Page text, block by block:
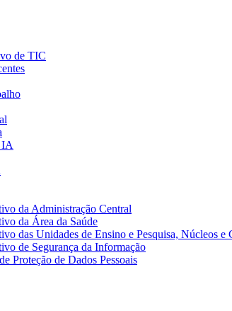
de TIC
IA
da Administração Central
da Área da Saúde
das Unidades de Ensino e Pesquisa, Núcleos e
de Segurança da Informação
Proteção de Dados Pessoais